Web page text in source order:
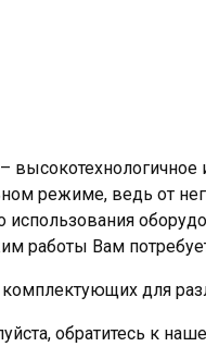
режиме, ведь от
работы Вам
для
обратитесь к